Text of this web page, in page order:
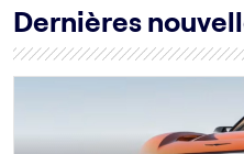
Dernières